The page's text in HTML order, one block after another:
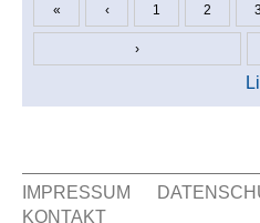
Seiten
« ‹ 1 2 3
›
IMPRESSUM
KONTAKT